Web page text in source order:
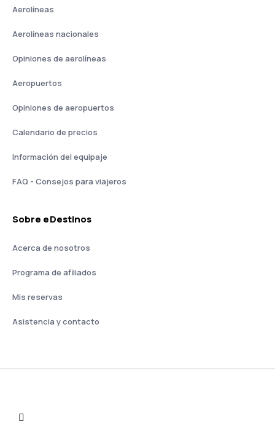
Aerolíneas
Aerolíneas nacionales
Opiniones de aerolíneas
Aeropuertos
Opiniones de aeropuertos
Calendario de precios
Información del equipaje
FAQ - Consejos para viajeros
Sobre eDestinos
Acerca de nosotros
Programa de afiliados
Mis reservas
Asistencia y contacto